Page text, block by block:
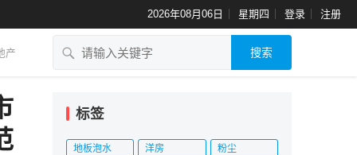
2026年08月06日 星期四 登录 注册
产 搜索
标签
地板泡水 洋房 粉尘